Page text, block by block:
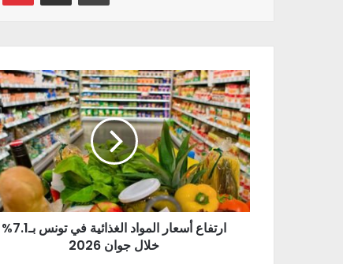
ارتفاع أسعار المواد الغذائية في تونس بـ7.1%
خلال جوان 2026